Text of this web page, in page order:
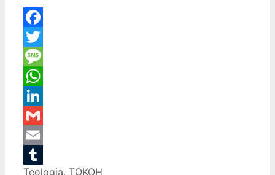
Facebook
Twitter
Message
WhatsApp
LinkedIn
Gmail
Email
Categories
Teologia, TOKOH